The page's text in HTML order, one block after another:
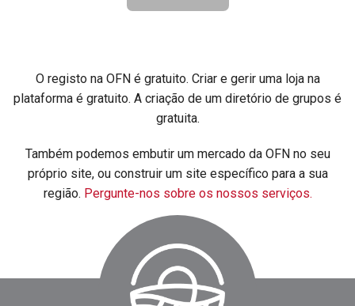
O registo na OFN é gratuito. Criar e gerir uma loja na
plataforma é gratuito. A criação de um diretório de grupos é
gratuita.
Também podemos embutir um mercado da OFN no seu
próprio site, ou construir um site específico para a sua
região. Pergunte-nos sobre os nossos serviços.